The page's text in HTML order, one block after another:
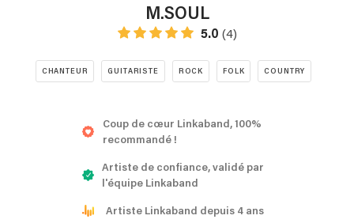
M.SOUL
5.0 (4)
CHANTEUR GUITARISTE ROCK FOLK COUNTRY
Coup de cœur Linkaband, 100%
recommandé !
Artiste de confiance, validé par
l'équipe Linkaband
Artiste Linkaband depuis 4 ans